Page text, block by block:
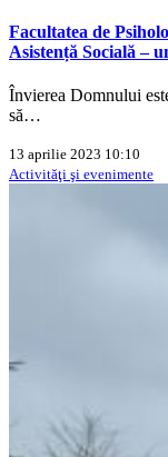
Facultatea de
Asistență Socială –
Învierea Domnului
să…
13 aprilie 2023 10:10
Activităţi şi evenimente